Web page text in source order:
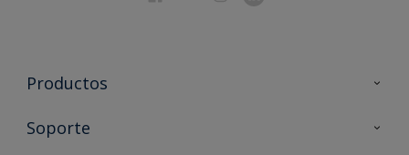
Productos
Todos los productos
Soporte